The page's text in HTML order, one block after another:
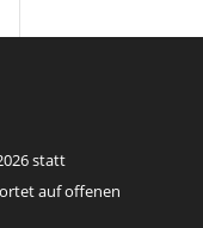
statt
auf offenen